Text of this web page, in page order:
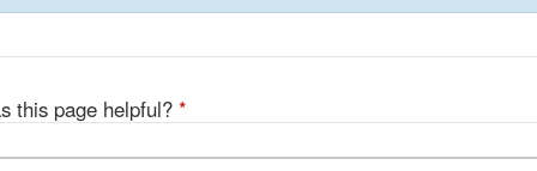
this page helpful? *